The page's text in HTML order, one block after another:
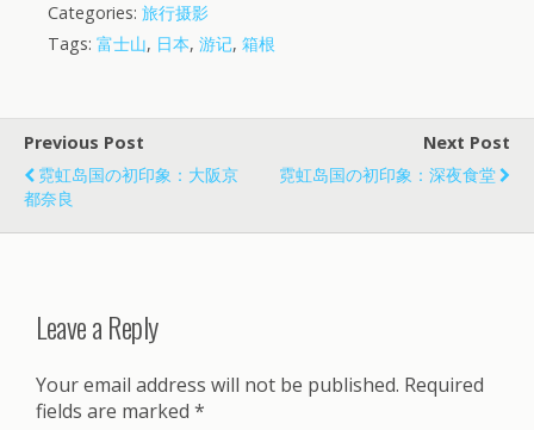
Categories: 旅行摄影
Tags: 富士山, 日本, 游记, 箱根
Previous Post
霓虹岛国の初印象：大阪京
都奈良
Next Post
霓虹岛国の初印象：深夜食堂
Leave a Reply
Your email address will not be published. Required
fields are marked *